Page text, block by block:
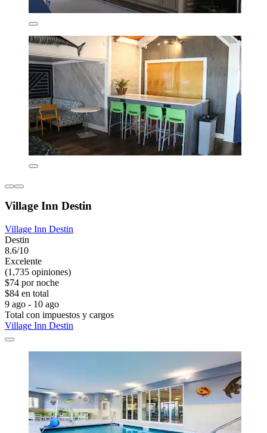
Village Inn Destin
Village Inn Destin
Destin
8.6/10
Excelente
(1,735 opiniones)
$74 por noche
$84 en total
9 ago - 10 ago
Total con impuestos y cargos
Village Inn Destin